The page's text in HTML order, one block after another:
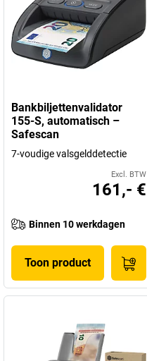
Bankbiljettenvalidator
155-S, automatisch –
Safescan
7-voudige valsgelddetectie
Excl. BTW
161,- €
Binnen 10 werkdagen
Toon product